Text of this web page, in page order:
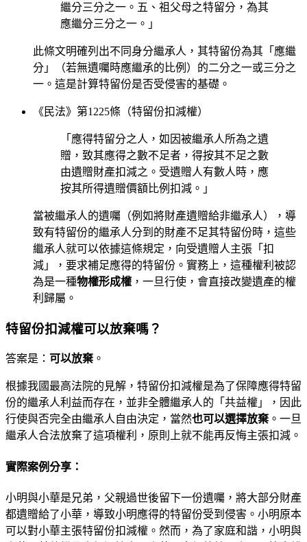
繼分三分之一。五、祖父母之特留分，為其
應繼分三分之一。」
此條文明確列出不同身分繼承人，其特留份為其「應繼
分」（若無遺囑時應繼承的比例）的二分之一或三分之
一。這是計算特留份是否受侵害的基礎。
《民法》第1225條（特留份扣減權）
「應得特留分之人，如因被繼承人所為之遺
贈，致其應得之數不足者，得按其不足之數
由遺贈財產扣減之。受遺贈人有數人時，應
按其所得遺贈價額比例扣減。」
當被繼承人的遺囑（例如將財產遺贈給非繼承人），導
致有特留份的繼承人分到的財產不足其特留份時，這些
繼承人就可以依據這條規定，向受遺贈人主張「扣
減」，要求補足應得的特留份。實務上，這種權利被認
為是一種物權形成權 ，一旦行使，會直接改變遺產的權
利歸屬。
特留份扣減權可以放棄嗎？
答案是： 可以放棄 。
根據我國最高法院的見解，特留份扣減權是為了保障應得特留
份的繼承人利益而存在，並非全體繼承人的「共益權」，因此
行使與否完全由繼承人自由決定，當然也可以選擇放棄 。一旦
繼承人合法放棄了這項權利，原則上就不能再反悔主張扣減。
實際案例分享：
小明與小華是兄弟，父親過世後留下一份遺囑，將大部分財產
都遺贈給了小華，導致小明應得的特留份受到侵害。小明原本
可以對小華主張特留份扣減權。然而，為了家庭和諧，小明與